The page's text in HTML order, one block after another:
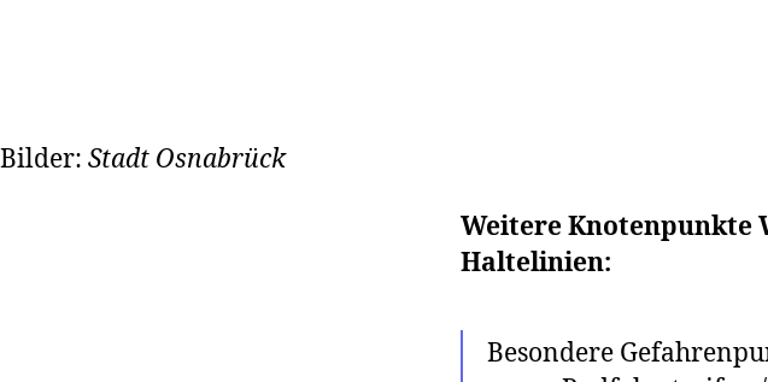
Bilder: Stadt Osnabrück
Weitere Knotenpunkte
Haltelinien:
Besondere